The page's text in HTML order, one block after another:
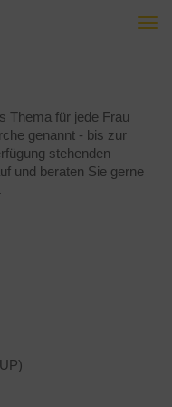
Thema für jede Frau
genannt - bis zur
stehenden
und beraten Sie gerne